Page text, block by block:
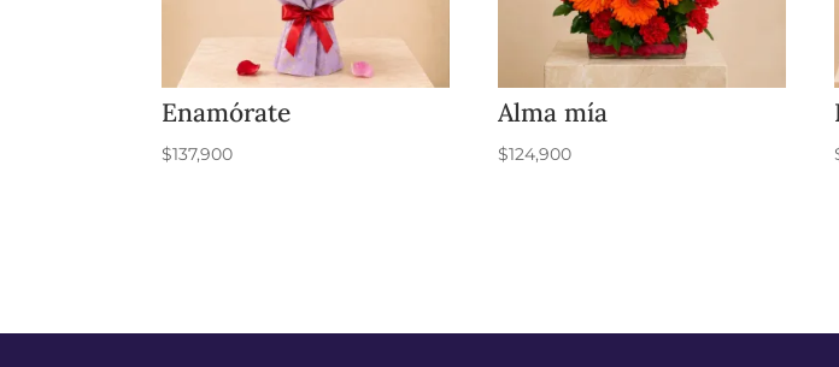
Enamórate
$137,900
Alma mía
$124,900